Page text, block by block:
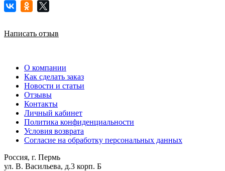
Написать отзыв
О компании
Как сделать заказ
Новости и статьи
Отзывы
Контакты
Личный кабинет
Политика конфиденциальности
Условия возврата
Согласие на обработку персональных данных
Россия, г. Пермь
ул. В. Васильева, д.3 корп. Б